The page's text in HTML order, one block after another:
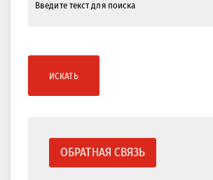
ИСКАТЬ
ОБРАТНАЯ СВЯЗЬ